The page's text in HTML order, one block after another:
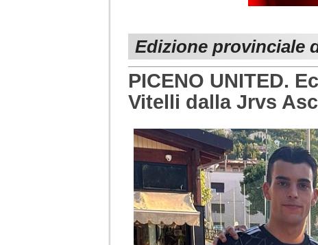
Edizione provinciale
PICENO UNITED.
Vitelli dalla Jrvs